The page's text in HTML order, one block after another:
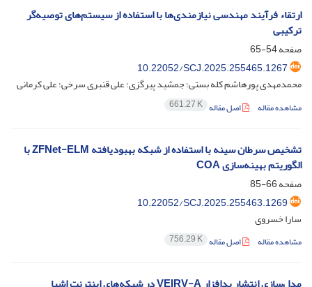
ارتقاء فرآیند مهندسی نیازمندی‌ها با استفاده از سیستم‌های توصیه‌گر
ترکیبی
صفحه54-65
10.22052/SCJ.2025.255465.1267
محمدمهدی پورهاشم کله بستی؛ جمشید پیرگزی؛ علی قنبری سرخی؛ علی کرمانی
مشاهده مقاله اصل مقاله 661.27 K
تشخیص سرطان سینه با استفاده از شبکه بهبودیافته ZFNet-ELM با
الگوریتم بهینه‌سازی COA
صفحه66-85
10.22052/SCJ.2025.255463.1269
سارا خسروی
مشاهده مقاله اصل مقاله 756.29 K